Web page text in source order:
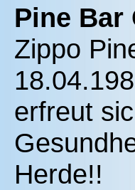
Pine Bar
Zippo
erfreut
Herde!!